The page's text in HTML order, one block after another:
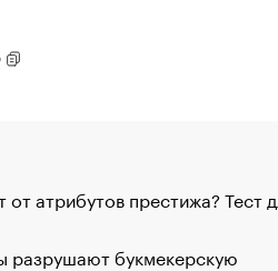
атрибутов престижа? Тест
разрушают букмекерскую